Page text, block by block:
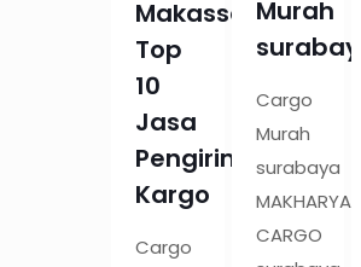
Makassar:
Top
10
Jasa
Pengiriman
Kargo
Cargo
Murah
surabaya
Cargo
Murah
surabaya
MAKHARYA
CARGO